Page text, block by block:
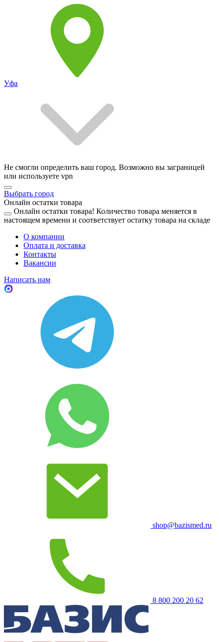
Уфа
Не смогли определить ваш город. Возможно вы заграницей
или используете vpn
Выбрать город
Онлайн остатки товара
Онлайн остатки товара! Количество товара меняется в
настоящем времени и соответствует остатку товара на складе
О компании
Оплата и доставка
Контакты
Вакансии
Написать нам
shop@bazismed.ru
8 800 200 20 62